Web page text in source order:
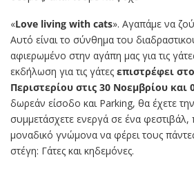
«Love living with cats». Αγαπάμε να
Αυτό είναι το σύνθημα του
αφιερωμένο στην αγάπη μας για τις
εκδήλωση για τις γάτες επιστρέφει
Περιστερίου στις 30 Νοεμβρίου και
δωρεάν είσοδο και Parking, θα έχετε
συμμετάσχετε ενεργά σε ένα φεστιβάλ,
μοναδικό γνώμονα να φέρει τους
στέγη: Γάτες και κηδεμόνες.